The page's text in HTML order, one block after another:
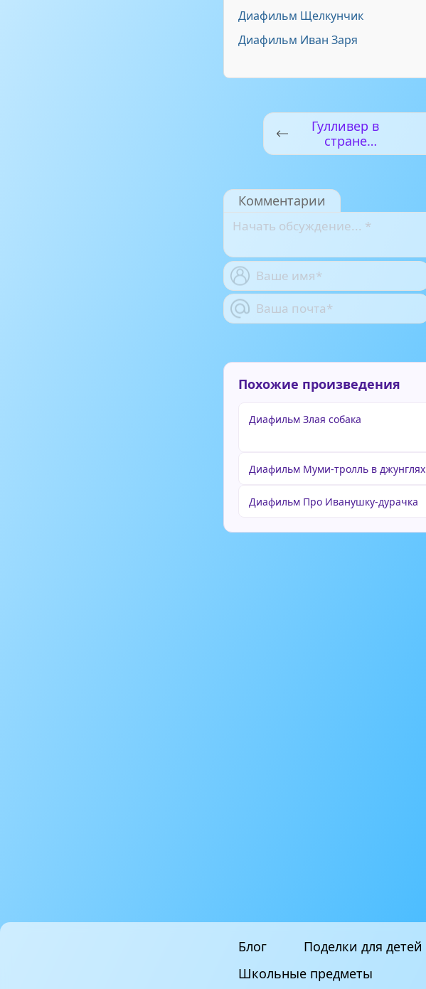
Диафильм Щелкунчик
Диафильм Иван Заря
Гулливер в
стране
лилипутов
Комментарии
Похожие произведения
Диафильм Злая собака
Диафильм Муми-тролль в джунглях
Диафильм Про Иванушку-дурачка
Блог Поделки для детей
Школьные предметы